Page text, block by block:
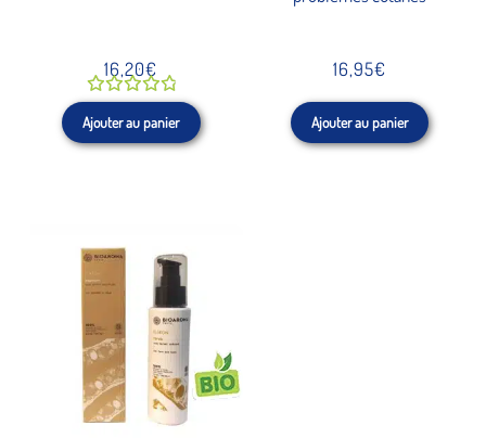
Note
5.00sur
16,20€
Ajouter au panier
16,95€
Ajouter au panier